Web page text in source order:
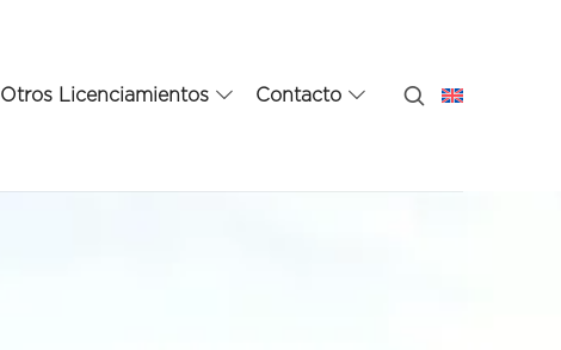
Otros Licenciamientos Contacto